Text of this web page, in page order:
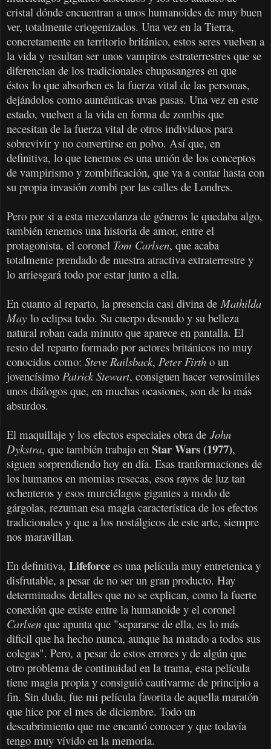
cristal dónde encuentran a unos humanoides de muy buen
ver, totalmente criogenizados. Una vez en la Tierra,
concretamente en territorio británico, estos seres vuelven a
la vida y resultan ser unos vampiros estraterrestres que se
diferencian de los tradicionales chupasangres en que
éstos lo que absorben es la fuerza vital de las personas,
dejándolos como aunténticas uvas pasas. Una vez en este
estado, vuelven a la vida en forma de zombis que
necesitan de la fuerza vital de otros individuos para
sobrevivir y no convertirse en polvo. Así que, en
definitiva, lo que tenemos es una unión de los conceptos
de vampirismo y zombificación, que va a contar hasta con
su propia invasión zombi por las calles de Londres.
Pero por si a esta mezcolanza de géneros le quedaba algo,
también tenemos una historia de amor, entre el
protagonista, el coronel Tom Carlsen, que acaba
totalmente prendado de nuestra atractiva extraterrestre y
lo arriesgará todo por estar junto a ella.
En cuanto al reparto, la presencia casi divina de Mathilda
May lo eclipsa todo. Su cuerpo desnudo y su belleza
natural roban cada minuto que aparece en pantalla. El
resto del reparto formado por actores británicos no muy
conocidos como: Steve Railsback, Peter Firth o un
jovencísimo Patrick Stewart, consiguen hacer verosímiles
unos diálogos que, en muchas ocasiones, son de lo más
absurdos.
El maquillaje y los efectos especiales obra de John
Dykstra, que también trabajo en Star Wars (1977),
siguen sorprendiendo hoy en día. Esas tranformaciones de
los humanos en momias resecas, esos rayos de luz tan
ochenteros y esos murciélagos gigantes a modo de
gárgolas, rezuman esa magia característica de los efectos
tradicionales y que a los nostálgicos de este arte, siempre
nos maravillan.
En definitiva, Lifeforce es una película muy entretenica y
disfrutable, a pesar de no ser un gran producto. Hay
determinados detalles que no se explican, como la fuerte
conexión que existe entre la humanoide y el coronel
Carlsen que apunta que "separarse de ella, es lo más
dificil que ha hecho nunca, aunque ha matado a todos sus
colegas". Pero, a pesar de estos errores y de algún que
otro problema de continuidad en la trama, esta película
tiene magia propia y consiguió cautivarme de principio a
fin. Sin duda, fue mi película favorita de aquella maratón
que hice por el mes de diciembre. Todo un
descubrimiento que me encantó conocer y que todavía
tengo muy vívido en la memoria.